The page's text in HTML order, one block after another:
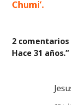
Chumi’.
2 comentarios
Hace 31 años.”